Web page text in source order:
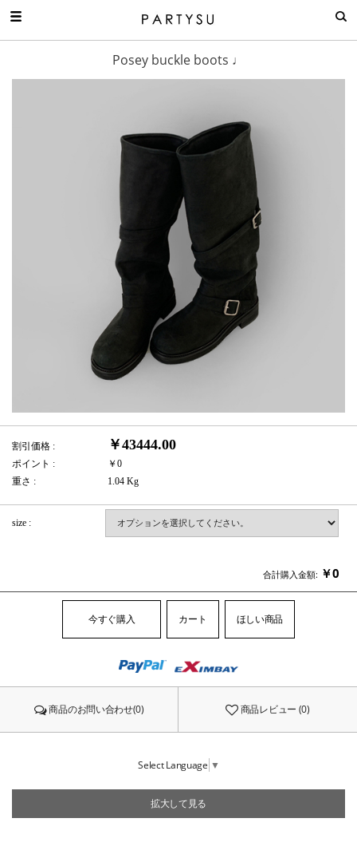
Posey buckle boots ♩
割引価格 : ￥43444.00
ポイント :
￥0
重さ :
1.04 Kg
size :
合計購入金額: ￥0
今すぐ購入 カート ほしい商品
商品のお問い合わせ(0) 商品レビュー (0)
Select Language ▼
拡大して見る